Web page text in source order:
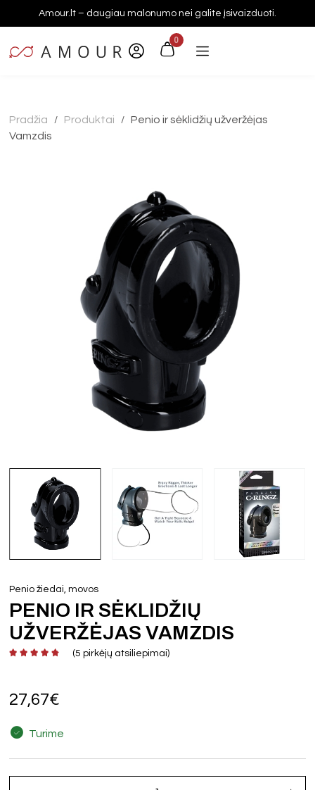
Amour.lt – daugiau malonumo nei galite įsivaizduoti.
0
Pradžia / Produktai /
Penio ir sėklidžių užveržėjas
Vamzdis
Penio žiedai, movos
PENIO IR SĖKLIDŽIŲ
UŽVERŽĖJAS VAMZDIS
(5 pirkėjų atsiliepimai)
27,67€
Turime